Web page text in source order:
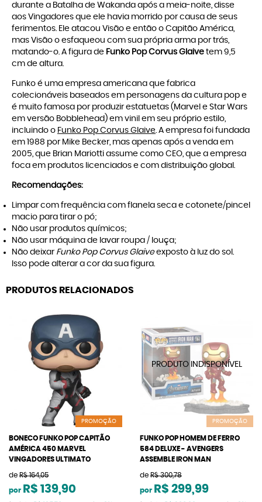
durante a Batalha de Wakanda após a meia-noite, disse
aos Vingadores que ele havia morrido por causa de seus
ferimentos. Ele atacou Visão e então o Capitão América,
mas Visão o esfaqueou com sua própria arma por trás,
matando-o. A figura de Funko Pop Corvus Glaive tem 9,5
cm de altura.
Funko é uma empresa americana que fabrica
colecionáveis baseados em personagens da cultura pop e
é muito famosa por produzir estatuetas (Marvel e Star Wars
em versão Bobblehead) em vinil em seu próprio estilo,
incluindo o Funko Pop Corvus Glaive. A empresa foi fundada
em 1988 por Mike Becker, mas apenas após a venda em
2005, que Brian Mariotti assume como CEO, que a empresa
foca em produtos licenciados e com distribuição global.
Recomendações:
Limpar com frequência com flanela seca e cotonete/pincel
macio para tirar o pó;
Não usar produtos químicos;
Não usar máquina de lavar roupa / louça;
Não deixar Funko Pop Corvus Glaiveexposto à luz do sol.
Isso pode alterar a cor da sua figura.
PRODUTOS RELACIONADOS
PROMOÇÃO
BONECO FUNKO POP CAPITÃO
AMÉRICA 450 MARVEL
VINGADORES ULTIMATO
de R$ 164,05
por R$ 139,90
PROMOÇÃO
FUNKO POP HOMEM DE FERRO
584 DELUXE - AVENGERS
ASSEMBLE IRON MAN
de R$ 300,78
por R$ 299,99